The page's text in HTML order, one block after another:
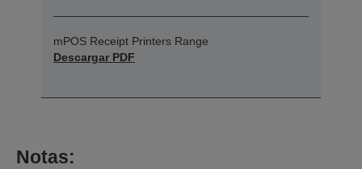
mPOS Receipt Printers Range
Descargar PDF
Notas: